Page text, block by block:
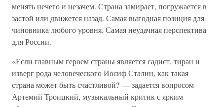
менять нечего и незачем. Страна замирает, погружается в
застой или движется назад. Самая выгодная позиция для
чиновника любого уровня. Самая неудачная перспектива
для России.
«Если главным героем страны является садист, тиран и
изверг рода человеческого Иосиф Сталин, как такая
страна может быть счастливой? — задается вопросом
Артемий Троицкий, музыкальный критик с ярким